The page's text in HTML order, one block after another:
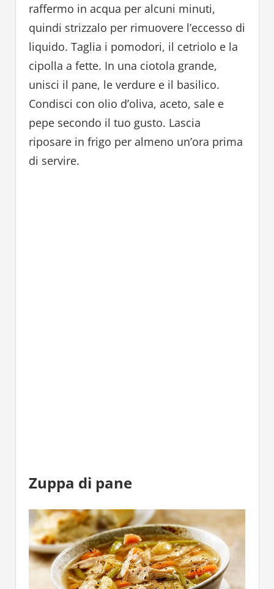
raffermo in acqua per alcuni minuti,
quindi strizzalo per rimuovere l’eccesso di
liquido. Taglia i pomodori, il cetriolo e la
cipolla a fette. In una ciotola grande,
unisci il pane, le verdure e il basilico.
Condisci con olio d’oliva, aceto, sale e
pepe secondo il tuo gusto. Lascia
riposare in frigo per almeno un’ora prima
di servire.
Zuppa di pane